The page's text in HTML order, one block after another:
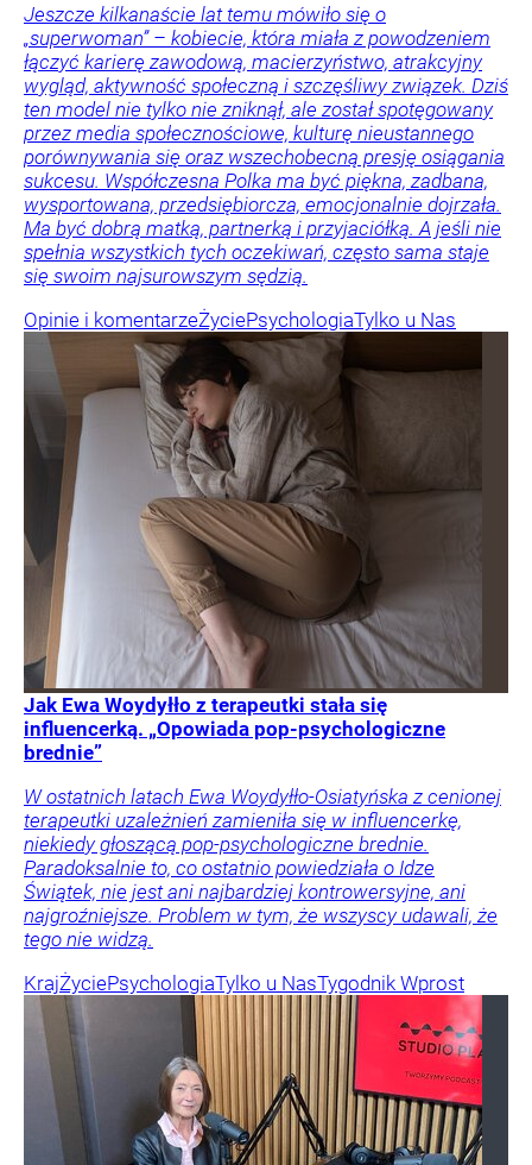
Jeszcze kilkanaście lat temu mówiło się o
„superwoman” – kobiecie, która miała z powodzeniem
łączyć karierę zawodową, macierzyństwo, atrakcyjny
wygląd, aktywność społeczną i szczęśliwy związek. Dziś
ten model nie tylko nie zniknął, ale został spotęgowany
przez media społecznościowe, kulturę nieustannego
porównywania się oraz wszechobecną presję osiągania
sukcesu. Współczesna Polka ma być piękna, zadbana,
wysportowana, przedsiębiorcza, emocjonalnie dojrzała.
Ma być dobrą matką, partnerką i przyjaciółką. A jeśli nie
spełnia wszystkich tych oczekiwań, często sama staje
się swoim najsurowszym sędzią.
Opinie i komentarzeŻyciePsychologiaTylko u Nas
Jak Ewa Woydyłło z terapeutki stała się
influencerką. „Opowiada pop-psychologiczne
brednie”
W ostatnich latach Ewa Woydyłło-Osiatyńska z cenionej
terapeutki uzależnień zamieniła się w influencerkę,
niekiedy głoszącą pop-psychologiczne brednie.
Paradoksalnie to, co ostatnio powiedziała o Idze
Świątek, nie jest ani najbardziej kontrowersyjne, ani
najgroźniejsze. Problem w tym, że wszyscy udawali, że
tego nie widzą.
KrajŻyciePsychologiaTylko u NasTygodnik Wprost